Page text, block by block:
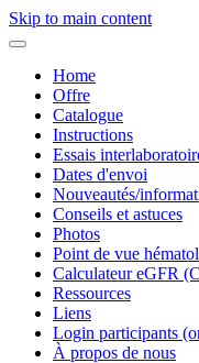
Skip to main content
Home
Offre
Catalogue
Instructions
Essais
Dates d'envoi
Nouveautés/
Conseils et astuces
Photos
Point de vue
Calculateur eGFR
Ressources
Liens
Login participants
À propos de nous